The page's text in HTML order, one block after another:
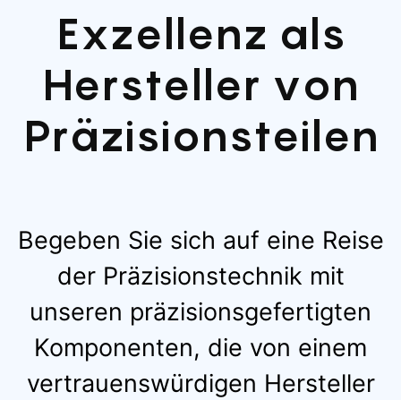
Dienstleistungen für die
Herstellung hochwertiger
Polycarbonat-
Komponenten
gewährleistet eine
gleichbleibende
Maßgenauigkeit und
garantiert eine nahtlose
kundenspezifische
Lenkradbaugruppen
Exzellenz als
Hersteller von
Präzisionsteilen
Begeben Sie sich auf eine Reise
der Präzisionstechnik mit
unseren präzisionsgefertigten
Komponenten, die von einem
vertrauenswürdigen Hersteller